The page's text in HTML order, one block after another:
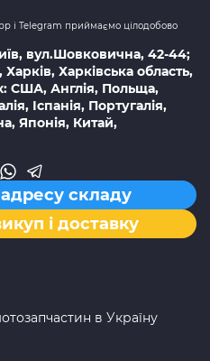
і Telegram приймаємо цілодобово
вул.Шовковична, 42-44;
Харківська область,
США, Англія, Польща,
Іспанія, Португалія,
Японія, Китай,
складу
і доставку
в Україну